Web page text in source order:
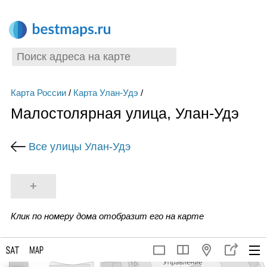
Карта России/ Карта Улан-Удэ /
Малостолярная улица, Улан-Удэ
Все улицы Улан-Удэ
+
Клик по номеру дома отобразит его на карте